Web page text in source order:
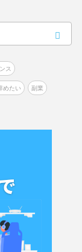
ス
めたい 副業